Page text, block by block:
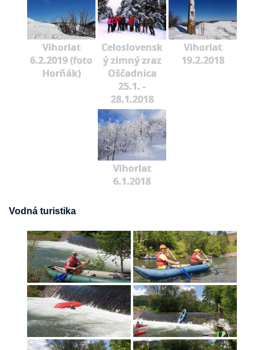
Vihorlat
6.2.2019 (foto
Horňák)
Celoslovensk
ý zimný zraz
Oščadnica
25.1. -
28.1.2018
Vihorlat
19.2.2018
Vihorlat
6.1.2018
Vodná turistika